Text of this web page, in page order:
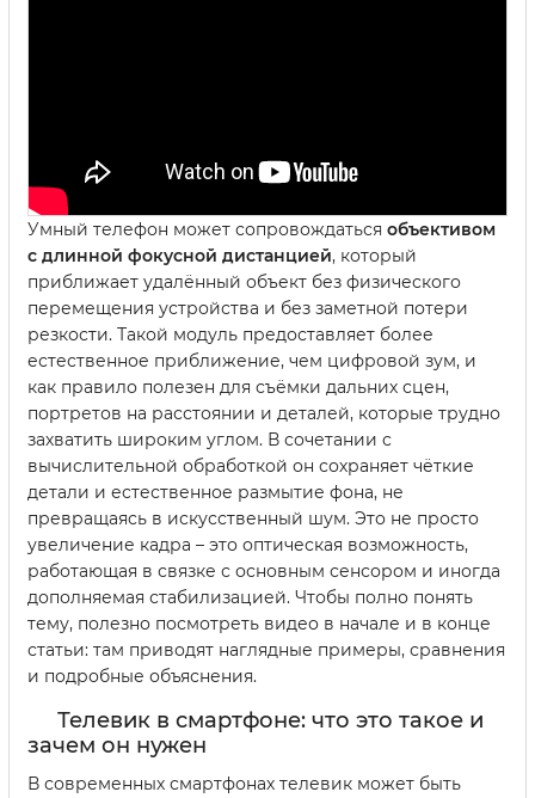
Умный телефон может сопровождаться объективом
с длинной фокусной дистанцией, который
приближает удалённый объект без физического
перемещения устройства и без заметной потери
резкости. Такой модуль предоставляет более
естественное приближение, чем цифровой зум, и
как правило полезен для съёмки дальних сцен,
портретов на расстоянии и деталей, которые трудно
захватить широким углом. В сочетании с
вычислительной обработкой он сохраняет чёткие
детали и естественное размытие фона, не
превращаясь в искусственный шум. Это не просто
увеличение кадра – это оптическая возможность,
работающая в связке с основным сенсором и иногда
дополняемая стабилизацией. Чтобы полно понять
тему, полезно посмотреть видео в начале и в конце
статьи: там приводят наглядные примеры, сравнения
и подробные объяснения.
Телевик в смартфоне: что это такое и
зачем он нужен
В современных смартфонах телевик может быть